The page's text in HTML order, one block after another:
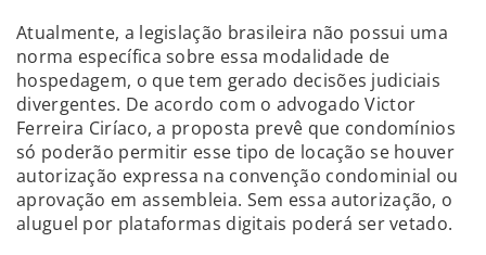
Atualmente, a legislação brasileira não possui uma
norma específica sobre essa modalidade de
hospedagem, o que tem gerado decisões judiciais
divergentes. De acordo com o advogado Victor
Ferreira Ciríaco, a proposta prevê que condomínios
só poderão permitir esse tipo de locação se houver
autorização expressa na convenção condominial ou
aprovação em assembleia. Sem essa autorização, o
aluguel por plataformas digitais poderá ser vetado.